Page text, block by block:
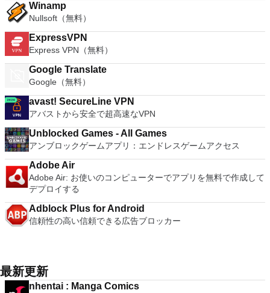
Winamp
Nullsoft（無料）
ExpressVPN
Express VPN（無料）
Google Translate
Google（無料）
avast! SecureLine VPN
アバストから安全で超高速なVPN
Unblocked Games - All Games
アンブロックゲームアプリ：エンドレスゲームアクセス
Adobe Air
Adobe Air: お使いのコンピューターでアプリを無料で作成して
デプロイする
Adblock Plus for Android
信頼性の高い信頼できる広告ブロッカー
最新更新
nhentai : Manga Comics